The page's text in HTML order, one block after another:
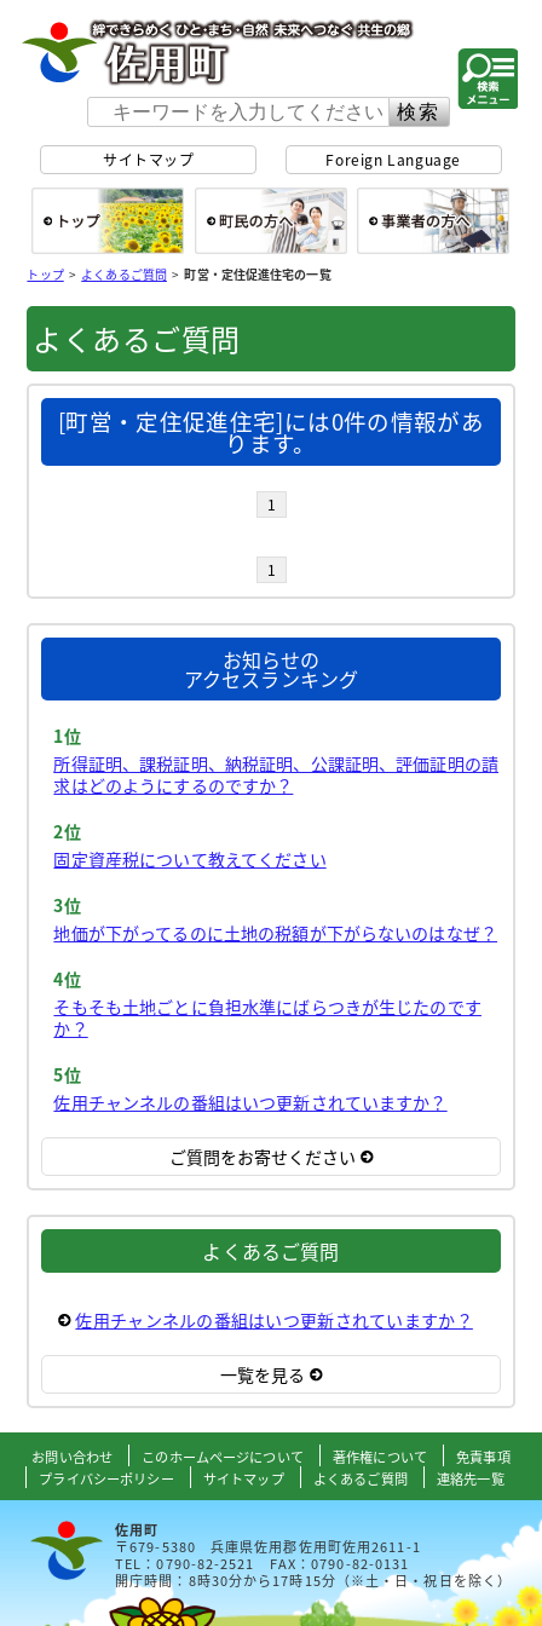
サイトマップ Foreign Language
総合トップ
トップ> よくあるご質問>町営・定住促進住宅の一覧
よくあるご質問
[町営・定住促進住宅]には0件の情報があ
ります。
1
1
お知らせの
アクセスランキング
1位
所得証明、課税証明、納税証明、公課証明、評価証明の請
求はどのようにするのですか？
2位
固定資産税について教えてください
3位
地価が下がってるのに土地の税額が下がらないのはなぜ？
4位
そもそも土地ごとに負担水準にばらつきが生じたのです
か？
5位
佐用チャンネルの番組はいつ更新されていますか？
ご質問をお寄せください
よくあるご質問
佐用チャンネルの番組はいつ更新されていますか？
一覧を見る
お問い合わせ このホームページについて 著作権について
免責事項
プライバシーポリシー
サイトマップ よくあるご質問 連絡先一覧
佐用町
〒679-5380 兵庫県佐用郡佐用町佐用2611-1
TEL：0790-82-2521 FAX：0790-82-0131
開庁時間：8時30分から17時15分（※土・日・祝日を除く）